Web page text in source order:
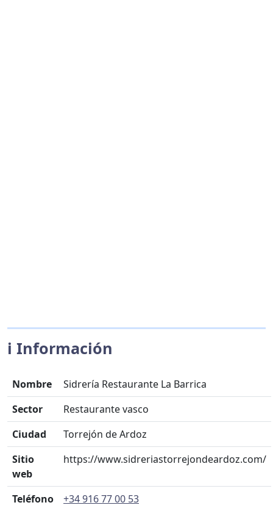
ℹ️ Información
Nombre
Sidrería Restaurante La Barrica
Sector
Restaurante vasco
Ciudad
Torrejón de Ardoz
Sitio
web
https://www.sidreriastorrejondeardoz.com/
Teléfono +34 916 77 00 53